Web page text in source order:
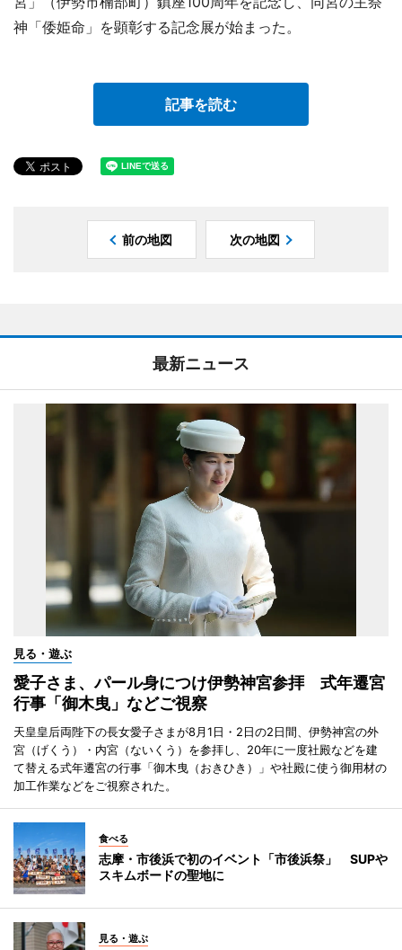
神「倭姫命」を顕彰する記念展が始まった。
記事を読む
前の地図 次の地図
最新ニュース
見る・遊ぶ
愛子さま、パール身につけ伊勢神宮参拝 式年遷宮
行事「御木曳」などご視察
天皇皇后両陛下の長女愛子さまが8月1日・2日の2日間、伊勢神宮の外
宮（げくう）・内宮（ないくう）を参拝し、20年に一度社殿などを建
て替える式年遷宮の行事「御木曳（おきひき）」や社殿に使う御用材の
加工作業などをご視察された。
食べる
志摩・市後浜で初のイベント「市後浜祭」 SUPや
スキムボードの聖地に
見る・遊ぶ